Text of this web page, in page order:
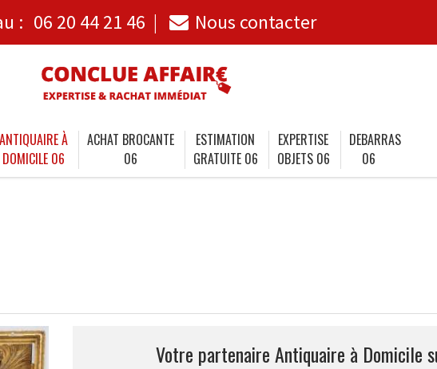
: 06 20 44 21 46 Nous contacter
ANTIQUAIRE À
DOMICILE 06
ACHAT BROCANTE
06
ESTIMATION
GRATUITE 06
EXPERTISE
OBJETS 06
DEBARRAS
06
Votre partenaire Antiquaire à Domicile